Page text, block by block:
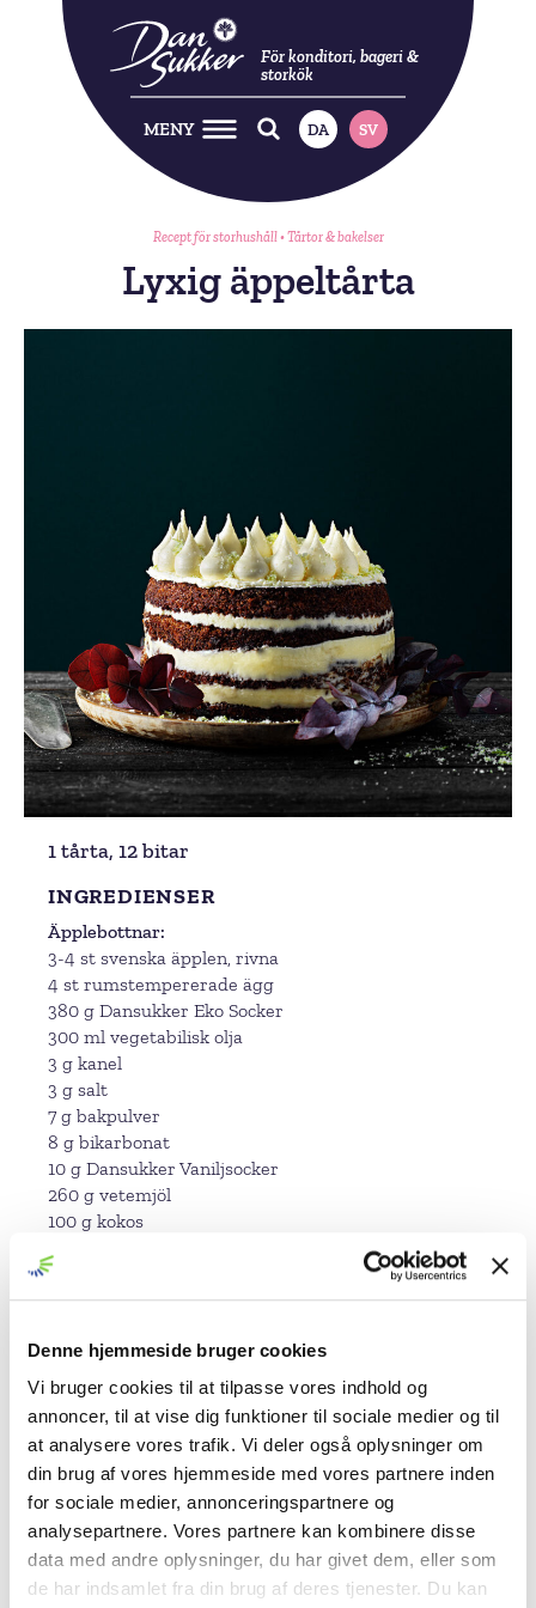
Denne hjemmeside bruger cookies
Vi bruger cookies til at tilpasse vores indhold og
annoncer, til at vise dig funktioner til sociale medier og til
at analysere vores trafik. Vi deler også oplysninger om
din brug af vores hjemmeside med vores partnere inden
for sociale medier, annonceringspartnere og
analysepartnere. Vores partnere kan kombinere disse
data med andre oplysninger, du har givet dem, eller som
de har indsamlet fra din brug af deres tjenester. Du kan
För konditori, bageri &
storkök
MENY DA SV
Recept för storhushåll•Tårtor & bakelser
Lyxig äppeltårta
1 tårta, 12 bitar
INGREDIENSER
Äpplebottnar
3-4 st svenska äpplen, rivna
4 st rumstempererade ägg
380 g Dansukker Eko Socker
300 ml vegetabilisk olja
3 g kanel
3 g salt
7 g bakpulver
8 g bikarbonat
10 g Dansukker Vaniljsocker
260 g vetemjöl
100 g kokos
Blixtsnabb smörkräm
240 g Dansukker Eko Florsocker
150 g saltat smör, rumstempererat
Ingefärsfrosting
200 g smör, rumstempererat
200 g Dansukker Eko Florsocker
400 g färskost
I bit ingefära, färsk
1 lime endast juice. Zesta först och spara till
limesockret.